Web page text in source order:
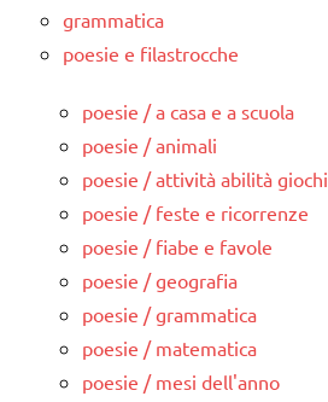
grammatica
poesie e filastrocche
poesie / a casa e a scuola
poesie / animali
poesie / attività abilità giochi
poesie / feste e ricorrenze
poesie / fiabe e favole
poesie / geografia
poesie / grammatica
poesie / matematica
poesie / mesi dell'anno